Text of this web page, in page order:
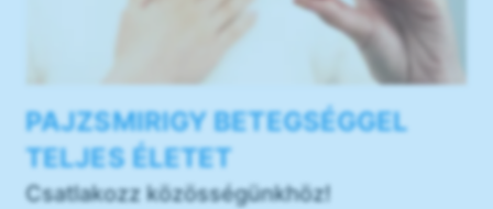
PAJZSMIRIGY BETEGSÉGGEL
TELJES ÉLETET
Csatlakozz közösségünkhöz!